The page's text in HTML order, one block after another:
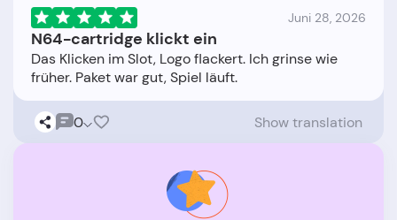
Juni 28, 2026
N64-cartridge klickt ein
Das Klicken im Slot, Logo flackert. Ich grinse wie
0 Show translation